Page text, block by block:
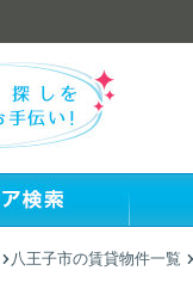
八王子市の賃貸物件一覧